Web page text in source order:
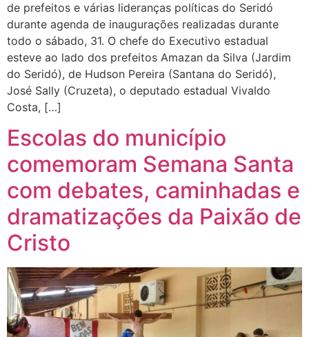
de prefeitos e várias lideranças políticas do Seridó
durante agenda de inaugurações realizadas durante
todo o sábado, 31. O chefe do Executivo estadual
esteve ao lado dos prefeitos Amazan da Silva (Jardim
do Seridó), de Hudson Pereira (Santana do Seridó),
José Sally (Cruzeta), o deputado estadual Vivaldo
Costa, […]
Escolas do município
comemoram Semana Santa
com debates, caminhadas e
dramatizações da Paixão de
Cristo